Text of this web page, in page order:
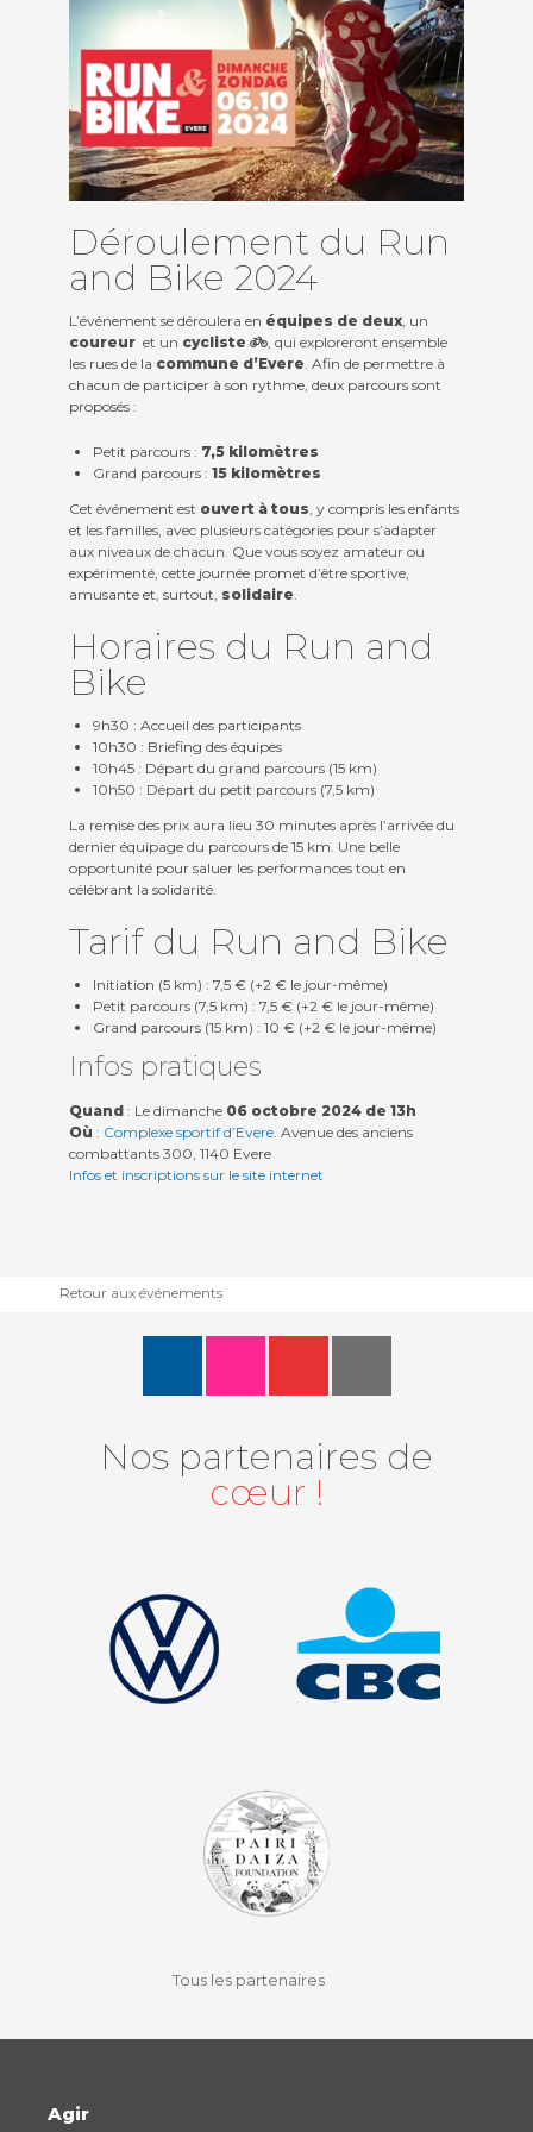
Contact
Actualités
Viva for Life
Déroulement du Run
and Bike 2024
L’événement se déroulera en équipes de deux, un
coureur et un cycliste
, qui exploreront ensemble
les rues de la commune d’Evere. Afin de permettre à
chacun de participer à son rythme, deux parcours sont
proposés :
Petit parcours : 7,5 kilomètres
Grand parcours :15 kilomètres
Cet événement est ouvert à tous, y compris les enfants
et les familles, avec plusieurs catégories pour s’adapter
aux niveaux de chacun. Que vous soyez amateur ou
expérimenté, cette journée promet d’être sportive,
amusante et, surtout, solidaire.
Horaires du Run and
Bike
9h30 : Accueil des participants
10h30 : Briefing des équipes
10h45 : Départ du grand parcours (15 km)
10h50 : Départ du petit parcours (7,5 km)
La remise des prix aura lieu 30 minutes après l’arrivée du
dernier équipage du parcours de 15 km. Une belle
opportunité pour saluer les performances tout en
célébrant la solidarité.
Tarif du Run and Bike
Initiation (5 km) : 7,5 € (+2 € le jour-même)
Petit parcours (7,5 km) : 7,5 € (+2 € le jour-même)
Grand parcours (15 km) : 10 € (+2 € le jour-même)
Infos pratiques
Quand : Le dimanche 06 octobre 2024 de 13h
Où : Complexe sportif d’Evere. Avenue des anciens
combattants 300, 1140 Evere
Infos et inscriptions sur le site internet
Retour aux événements
Nos partenaires de
cœur !
Tous les partenaires
Agir